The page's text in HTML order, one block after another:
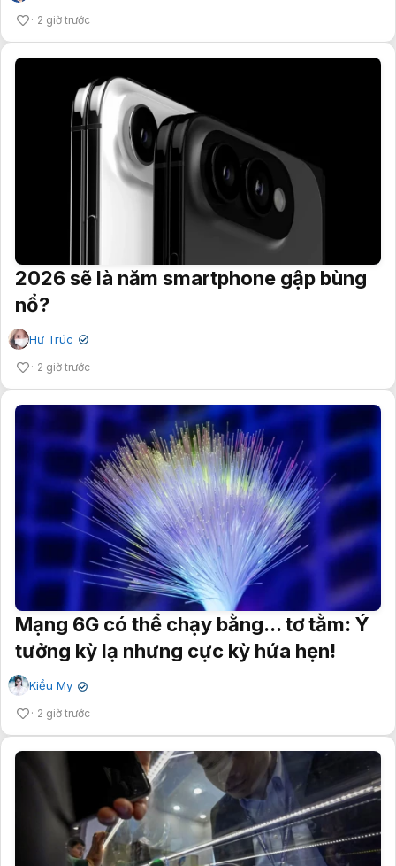
2 giờ trước
2026 sẽ là năm smartphone gập bùng
nổ?
Hư Trúc ✔
2 giờ trước
Mạng 6G có thể chạy bằng... tơ tằm: Ý
tưởng kỳ lạ nhưng cực kỳ hứa hẹn!
Kiều My ✔
2 giờ trước